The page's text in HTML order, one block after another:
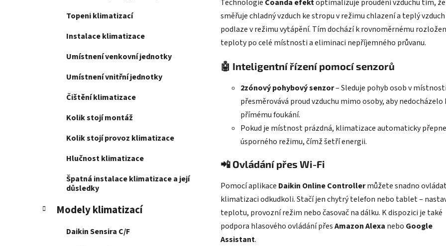
Topeni klimatizací
Instalace klimatizace
Umístnení venkovní jednotky
Umístnení vnitřní jednotky
Čištění klimatizace
Kolik stojí montáž
Kolik stojí provoz klimatizace
Hlučnost klimatizace
Špatná instalace klimatizace a její
důsledky
Modely klimatizací
Daikin Sensira C/F
Technologie Coanda efektoptimalizuje proudění vzduchu tím, že
směřuje chladný vzduch ke stropu v režimu chlazení a teplý
podlaze v režimu vytápění. Tím dochází k rovnoměrnému
teploty po celé místnosti a eliminaci nepříjemného průvanu.
🤖 Inteligentní řízení pomocí senzorů
2zónový pohybový senzor– Sleduje pohyb osob v
přesměrovává proud vzduchu mimo osoby, aby nedocházelo
přímému foukání.
Pokud je místnost prázdná, klimatizace automaticky
úsporného režimu, čímž šetří energii.
📲 Ovládání přes Wi-Fi
Pomocí aplikace Daikin Online Controllermůžete snadno
klimatizaci odkudkoli. Stačí jen chytrý telefon nebo tablet –
teplotu, provozní režim nebo časovač na dálku. K dispozici je také
podpora hlasového ovládání přesAmazon Alexa nebo Google
Assistant.